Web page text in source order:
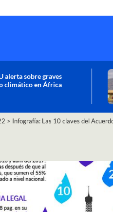
graves
África
> Infografía: Las 10 claves del